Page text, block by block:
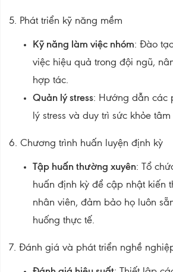
5. Phát triển kỹ năng mềm
Kỹ năng làm việc nhóm: Đào
việc hiệu quả trong đội ngũ,
hợp tác.
Quản lý stress: Hướng dẫn các
lý stress và duy trì sức khỏe
6. Chương trình huấn luyện định kỳ
Tập huấn thường xuyên: Tổ
huấn định kỳ để cập nhật kiến
nhân viên, đảm bảo họ luôn
huống thực tế.
7. Đánh giá và phát triển nghề